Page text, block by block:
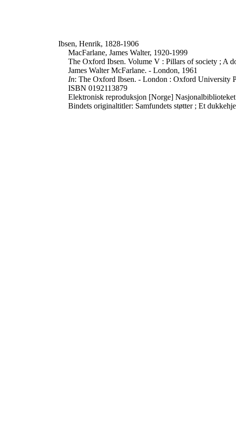
Ibsen, Henrik, 1828-1906
MacFarlane, James Walter, 1920-1999
The Oxford Ibsen. Volume V : Pillars of society ; A
James Walter McFarlane. - London, 1961
In: The Oxford Ibsen. - London : Oxford University
ISBN 0192113879
Elektronisk reproduksjon [Norge]
Bindets originaltitler: Samfundets støtter ; Et